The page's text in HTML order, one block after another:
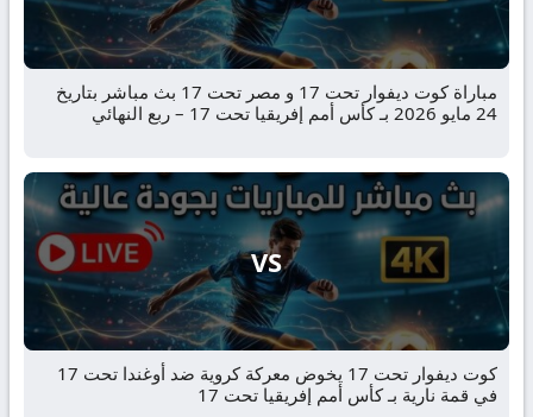
مباراة كوت ديفوار تحت 17 و مصر تحت 17 بث مباشر بتاريخ
24 مايو 2026 بـ كأس أمم إفريقيا تحت 17 – ربع النهائي
VS
كوت ديفوار تحت 17 يخوض معركة كروية ضد أوغندا تحت 17
في قمة نارية بـ كأس أمم إفريقيا تحت 17